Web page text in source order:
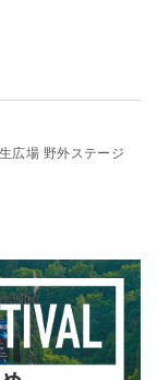
広場 野外ステージ